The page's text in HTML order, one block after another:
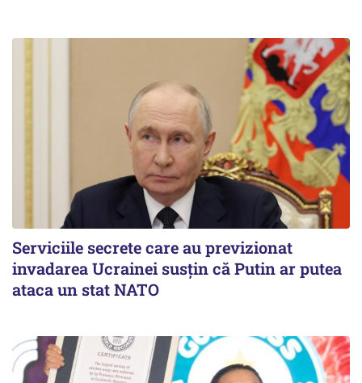
Serviciile secrete care au previzionat
invadarea Ucrainei susțin că Putin ar putea
ataca un stat NATO